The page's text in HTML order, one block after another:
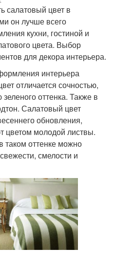
салатовый цвет в
он лучше всего
кухни, гостиной и
цвета. Выбор
для декора интерьера.
интерьера
отличается сочностью,
оттенка. Также в
Салатовый цвет
обновления,
цветом молодой листвы.
оттенке можно
смелости и